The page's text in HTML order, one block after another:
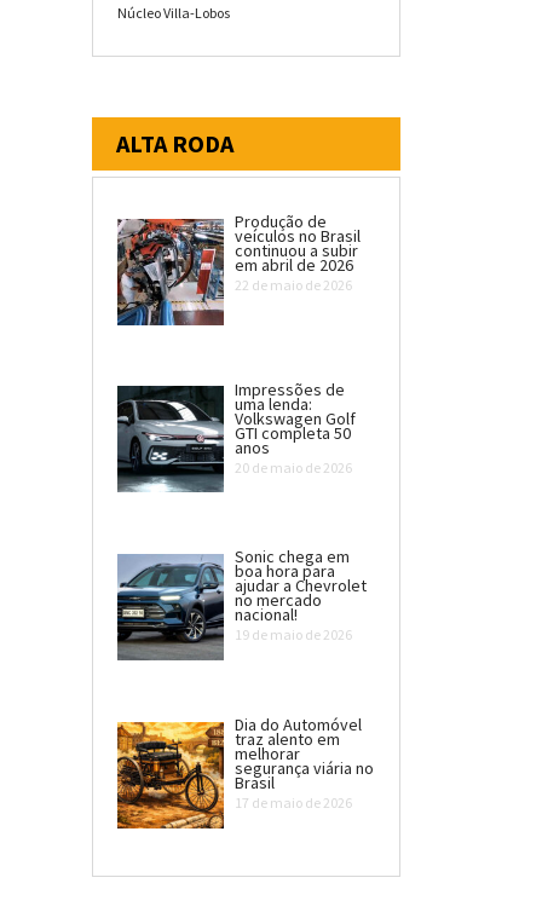
Núcleo Villa-Lobos
ALTA RODA
Produção de
veículos no Brasil
continuou a subir
em abril de 2026
22 de maio de 2026
Impressões de
uma lenda:
Volkswagen Golf
GTI completa 50
anos
20 de maio de 2026
Sonic chega em
boa hora para
ajudar a Chevrolet
no mercado
nacional!
19 de maio de 2026
Dia do Automóvel
traz alento em
melhorar
segurança viária no
Brasil
17 de maio de 2026